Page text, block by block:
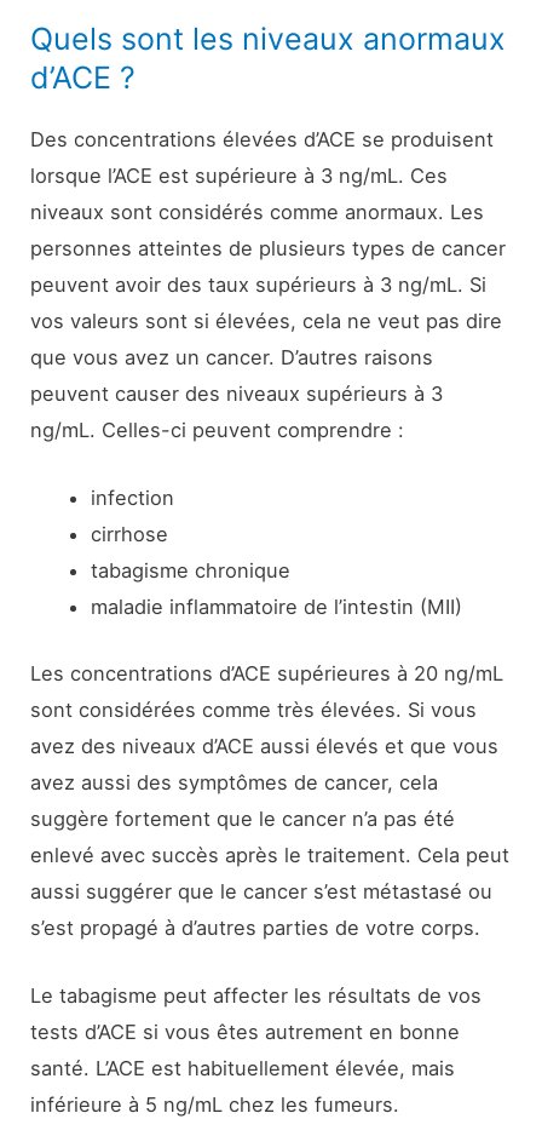
Quels sont les niveaux anormaux
d’ACE ?
Des concentrations élevées d’ACE se produisent
lorsque l’ACE est supérieure à 3 ng/mL. Ces
niveaux sont considérés comme anormaux. Les
personnes atteintes de plusieurs types de cancer
peuvent avoir des taux supérieurs à 3 ng/mL. Si
vos valeurs sont si élevées, cela ne veut pas dire
que vous avez un cancer. D’autres raisons
peuvent causer des niveaux supérieurs à 3
ng/mL. Celles-ci peuvent comprendre :
infection
cirrhose
tabagisme chronique
maladie inflammatoire de l’intestin (MII)
Les concentrations d’ACE supérieures à 20 ng/mL
sont considérées comme très élevées. Si vous
avez des niveaux d’ACE aussi élevés et que vous
avez aussi des symptômes de cancer, cela
suggère fortement que le cancer n’a pas été
enlevé avec succès après le traitement. Cela peut
aussi suggérer que le cancer s’est métastasé ou
s’est propagé à d’autres parties de votre corps.
Le tabagisme peut affecter les résultats de vos
tests d’ACE si vous êtes autrement en bonne
santé. L’ACE est habituellement élevée, mais
inférieure à 5 ng/mL chez les fumeurs.